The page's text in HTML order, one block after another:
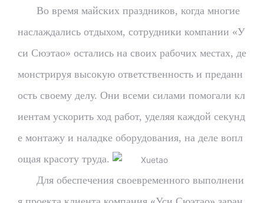
Во время майских праздников, когда многие
наслаждались отдыхом, сотрудники компании «У
си Сюэтао» остались на своих рабочих местах, де
монстрируя высокую ответственность и преданн
ость своему делу. Они всеми силами помогали кл
иентам ускорить ход работ, уделяя каждой секунд
е монтажу и наладке оборудования, на деле вопл
ощая красоту труда.
Для обеспечения своевременного выполнени